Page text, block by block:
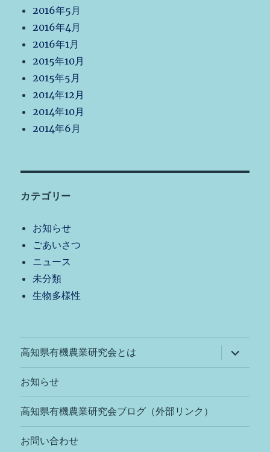
2016年5月
2016年4月
2016年1月
2015年10月
2015年5月
2014年12月
2014年10月
2014年6月
カテゴリー
お知らせ
ごあいさつ
ニュース
未分類
生物多様性
高知県有機農業研究会とは
サ
ブ
メ
ー
開
お知らせ
高知県有機農業研究会ブログ（外部リンク）
お問い合わせ